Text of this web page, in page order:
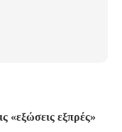
«εξώσεις εξπρές»